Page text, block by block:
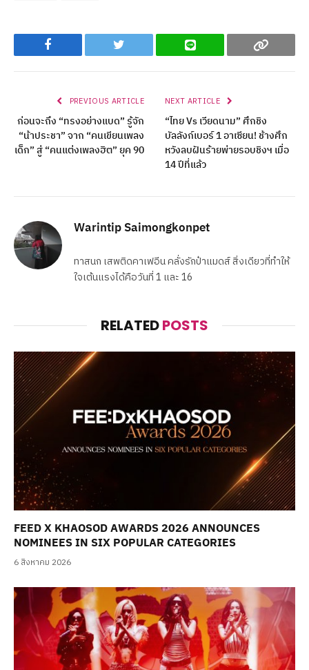
Facebook Twitter Line Copy
PREVIOUS ARTICLE
ก่อนจะถึง “ทรงอย่างแบด” รู้จัก
“น้าประชา” จาก “คนเขียนเพลง
เด็ก” สู่ “คนแต่งเพลงฮิต” ยุค 90
NEXT ARTICLE
“ไทย Vs เวียดนาม” ศึกชิง
บัลลังก์เบอร์ 1 อาเซียน! ช้างศึก
หวังลบฝันร้ายพ่ายรอบชิงฯ เมื่อ
14 ปีที่แล้ว
Warintip Saimongkonpet
ทาสนก เสพติดคาเฟอีน คลั่งรักป๋าแมดส์ สิ่งเดียวที่ทำให้
ใจเต้นแรงได้คือวันที่ 1 และ 16
RELATEDPOSTS
FEED X KHAOSOD AWARDS 2026 ANNOUNCES
NOMINEES IN SIX POPULAR CATEGORIES
6 สิงหาคม 2026